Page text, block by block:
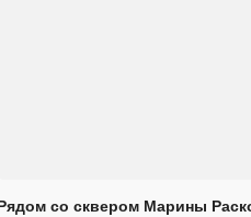
со сквером Марины